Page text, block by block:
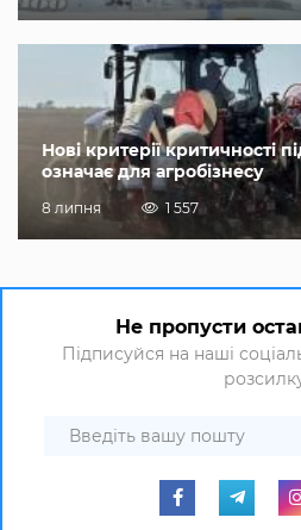
Нові критерії критичності
означає для агробізнесу
8 липня 1 557
Не пропусти
Підписуйся на наші